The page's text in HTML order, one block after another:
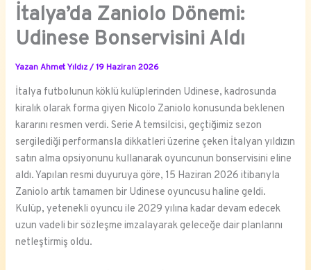
İtalya’da Zaniolo Dönemi:
Udinese Bonservisini Aldı
Yazan Ahmet Yıldız/19 Haziran 2026
İtalya futbolunun köklü kulüplerinden Udinese, kadrosunda
kiralık olarak forma giyen Nicolo Zaniolo konusunda beklenen
kararını resmen verdi. Serie A temsilcisi, geçtiğimiz sezon
sergilediği performansla dikkatleri üzerine çeken İtalyan yıldızın
satın alma opsiyonunu kullanarak oyuncunun bonservisini eline
aldı. Yapılan resmi duyuruya göre, 15 Haziran 2026 itibarıyla
Zaniolo artık tamamen bir Udinese oyuncusu haline geldi.
Kulüp, yetenekli oyuncu ile 2029 yılına kadar devam edecek
uzun vadeli bir sözleşme imzalayarak geleceğe dair planlarını
netleştirmiş oldu.